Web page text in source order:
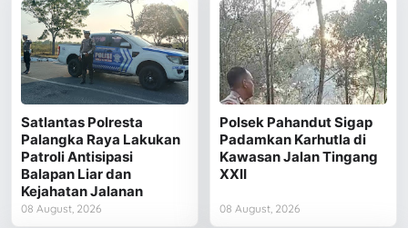
Satlantas Polresta
Palangka Raya Lakukan
Patroli Antisipasi
Balapan Liar dan
Kejahatan Jalanan
08 August, 2026
Polsek Pahandut Sigap
Padamkan Karhutla di
Kawasan Jalan Tingang
XXII
08 August, 2026